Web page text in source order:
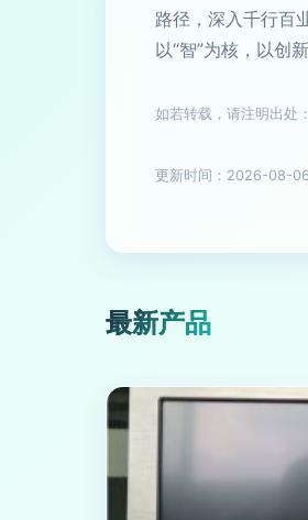
路径，深入千行百
以“智”为核，以创
如若转载，请注明出
更新时间：2026-08-
最新产品